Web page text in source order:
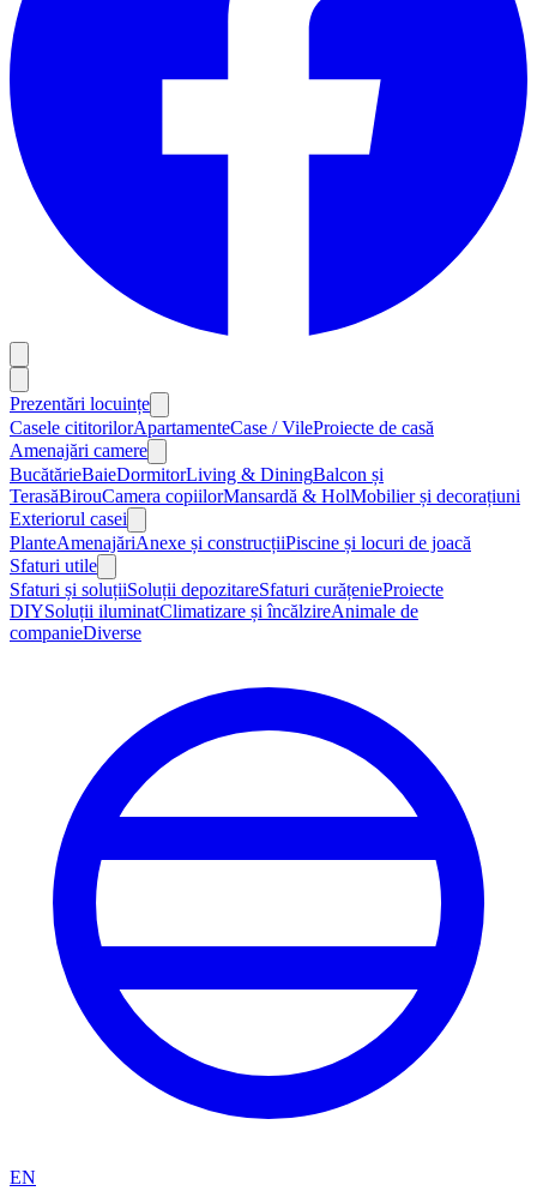
Prezentări locuințe
Casele cititorilorApartamenteCase / VileProiecte de casă
Amenajări camere
BucătărieBaieDormitorLiving & DiningBalcon și
TerasăBirouCamera copiilorMansardă & HolMobilier și decorațiuni
Exteriorul casei
PlanteAmenajăriAnexe și construcțiiPiscine și locuri de joacă
Sfaturi utile
Sfaturi și soluțiiSoluții depozitareSfaturi curățenieProiecte
DIYSoluții iluminatClimatizare și încălzireAnimale de
companieDiverse
EN